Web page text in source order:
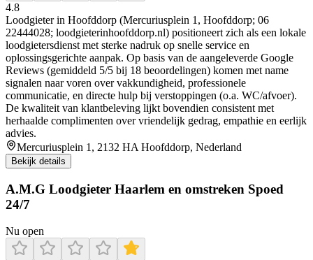
4.8
Loodgieter in Hoofddorp (Mercuriusplein 1, Hoofddorp; 06
22444028; loodgieterinhoofddorp.nl) positioneert zich als een lokale
loodgietersdienst met sterke nadruk op snelle service en
oplossingsgerichte aanpak. Op basis van de aangeleverde Google
Reviews (gemiddeld 5/5 bij 18 beoordelingen) komen met name
signalen naar voren over vakkundigheid, professionele
communicatie, en directe hulp bij verstoppingen (o.a. WC/afvoer).
De kwaliteit van klantbeleving lijkt bovendien consistent met
herhaalde complimenten over vriendelijk gedrag, empathie en eerlijk
advies.
Mercuriusplein 1, 2132 HA Hoofddorp, Nederland
Bekijk details
A.M.G Loodgieter Haarlem en omstreken Spoed
24/7
Nu open